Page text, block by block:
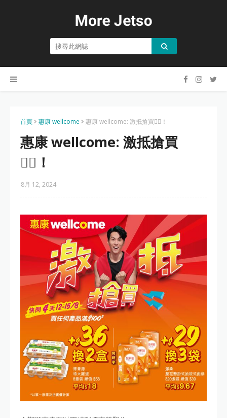
首頁 惠康 wellcome 惠康 wellcome: 激抵搶買👍🏻！
惠康 wellcome: 激抵搶買
👍🏻！
8月 12, 2024